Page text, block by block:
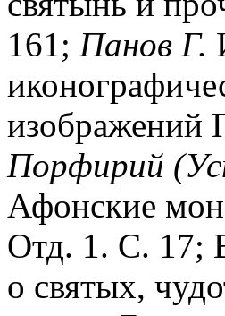
161; Панов Г.
изображений
Порфирий
Афонские
Отд. 1. С. 17;
о святых,